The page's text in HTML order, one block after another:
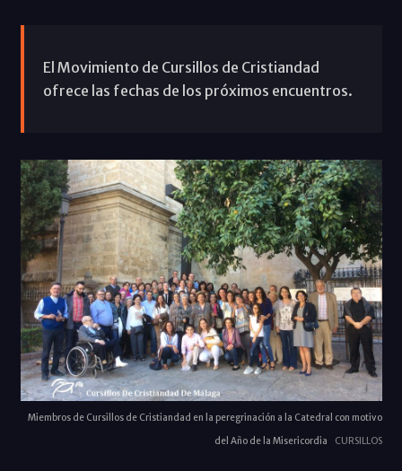
El Movimiento de Cursillos de Cristiandad
ofrece las fechas de los próximos encuentros.
Miembros de Cursillos de Cristiandad en la peregrinación a la Catedral con motivo
del Año de la Misericordia
CURSILLOS